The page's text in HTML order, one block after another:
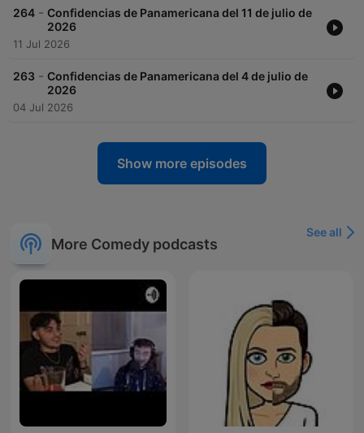
264 - Confidencias de Panamericana del 11 de julio de
2026
11 Jul 2026
263 - Confidencias de Panamericana del 4 de julio de
2026
04 Jul 2026
Show more episodes
More Comedy podcasts
See all